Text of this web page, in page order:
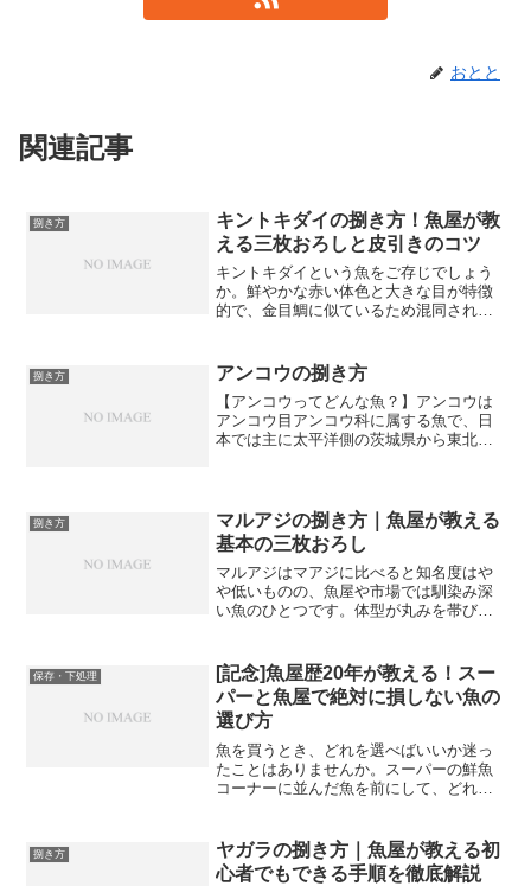
おとと
関連記事
捌き方
キントキダイの捌き方！魚屋が教
える三枚おろしと皮引きのコツ
キントキダイという魚をご存じでしょう
か。鮮やかな赤い体色と大きな目が特徴
的で、金目鯛に似ているため混同される
捌き方にも少しコツが必要です。魚屋と
して長年キントキダイを扱...
捌き方 アンコウの捌き方
【アンコウってどんな魚？】アンコウは
アンコウ目アンコウ科に属する魚で、日
本では主に太平洋側の茨城県から東北地
底引き網漁で漁獲さ...
捌き方
マルアジの捌き方｜魚屋が教える
基本の三枚おろし
マルアジはマアジに比べると知名度はや
や低いものの、魚屋や市場では馴染み深
い魚のひとつです。体型が丸みを帯びて
す。味は淡白でクセがなく、から揚げや
南蛮漬けにすると特におい...
保存・下処理
[記念]魚屋歴20年が教える！スー
パーと魚屋で絶対に損しない魚の
選び方
魚を買うとき、どれを選べばいいか迷っ
たことはありませんか。スーパーの鮮魚
コーナーに並んだ魚を前にして、どれが
いと思います。魚屋として20年以上、毎
朝市場に足を運び、何万...
捌き方
ヤガラの捌き方｜魚屋が教える初
心者でもできる手順を徹底解説